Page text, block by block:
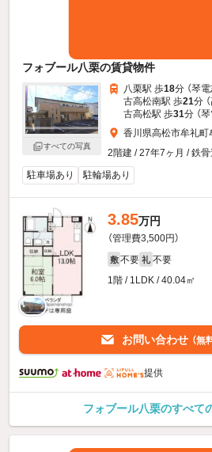
フォブール八栗の賃貸物件
すべての写真
八栗駅 歩18分 （琴電
古高松南駅 歩21分
古高松駅 歩31分 （
香川県高松市牟礼町
2階建 / 27年7ヶ月 / 鉄骨
駐車場あり
駐輪場あり
3.85万円
（管理費3,500円）
敷 不要 礼 不要
1階 / 1LDK / 40.04㎡
お問い合わせ （無
提供
フォブール八栗のすべて